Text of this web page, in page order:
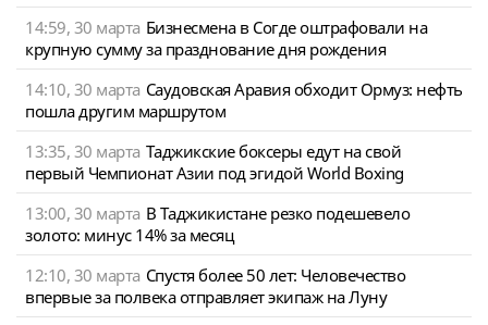
14:59, 30 марта Бизнесмена в Согде оштрафовали на
крупную сумму за празднование дня рождения
14:10, 30 марта Саудовская Аравия обходит Ормуз: нефть
пошла другим маршрутом
13:35, 30 марта Таджикские боксеры едут на свой
первый Чемпионат Азии под эгидой World Boxing
13:00, 30 марта В Таджикистане резко подешевело
золото: минус 14% за месяц
12:10, 30 марта Спустя более 50 лет: Человечество
впервые за полвека отправляет экипаж на Луну